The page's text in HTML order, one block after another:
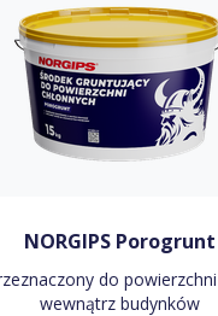
NORGIPS Porogrunt
do powierzchni
wewnątrz budynków